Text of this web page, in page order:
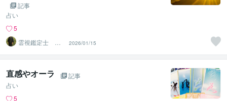
記事
占い
5
霊視鑑定士 神
凪
2026/01/15
直感やオーラ
記事
占い
5